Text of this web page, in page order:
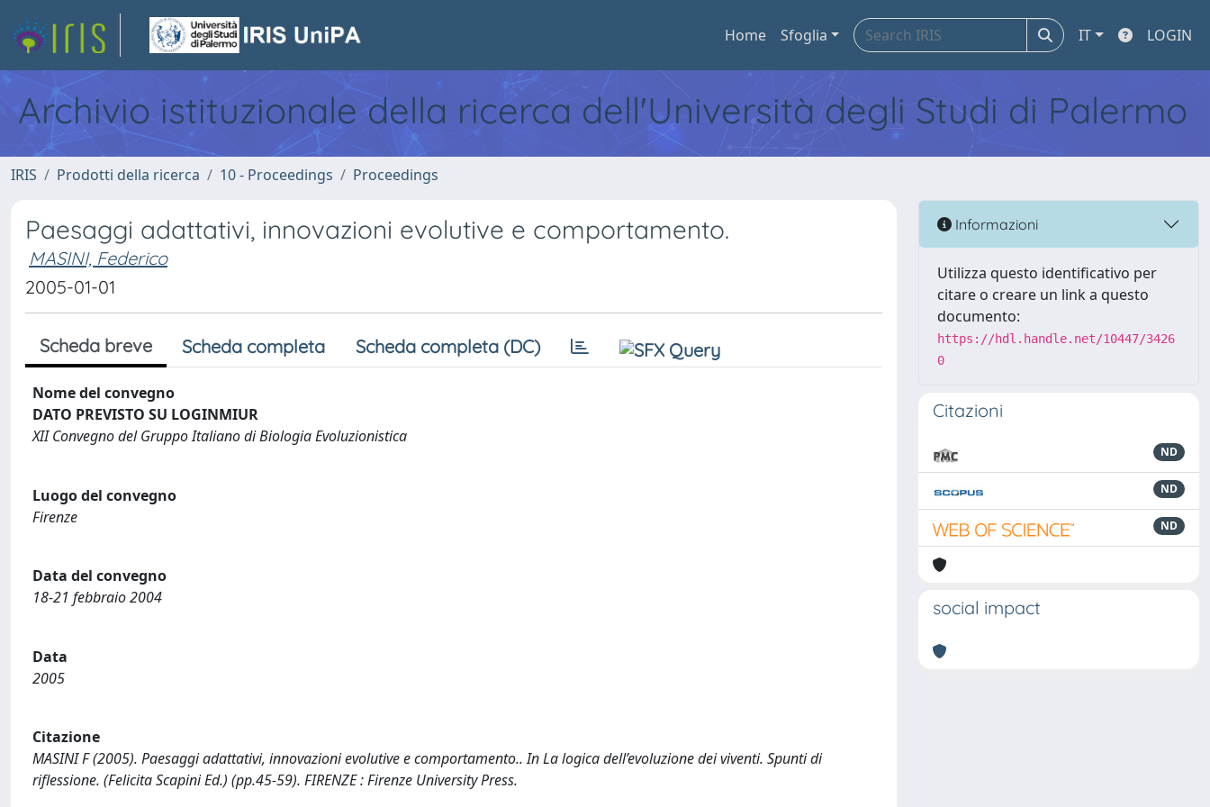
Home Sfoglia IT LOGIN
Archivio istituzionale della ricerca dell'Università degli Studi di Palermo
IRIS Prodotti della ricerca 10 - Proceedings Proceedings
Paesaggi adattativi, innovazioni evolutive e comportamento.
MASINI, Federico
2005-01-01
Scheda breve Scheda completa Scheda completa (DC)
Nome del convegno
DATO PREVISTO SU LOGINMIUR
XII Convegno del Gruppo Italiano di Biologia Evoluzionistica
Luogo del convegno
Firenze
Data del convegno
18-21 febbraio 2004
Data
2005
Citazione
MASINI F (2005). Paesaggi adattativi, innovazioni evolutive e comportamento.. In La logica dell’evoluzione dei viventi. Spunti di
riflessione. (Felicita Scapini Ed.) (pp.45-59). FIRENZE : Firenze University Press.
Informazioni
Utilizza questo identificativo per
citare o creare un link a questo
documento:
https://hdl.handle.net/10447/3426
0
Citazioni
ND
ND
ND
social impact